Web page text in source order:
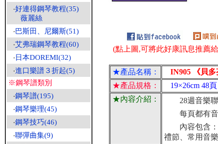
‧好連得鋼琴教程(35)
薇麗絲
‧巴斯田、尼爾斯(51)
‧艾弗瑞鋼琴教程(60)
‧ 日本DOREMI(32)
‧進口樂譜３折起(5)
※鋼琴譜類別
‧鋼琴譜(195)
‧鋼琴樂理(45)
‧鋼琴技巧(46)
‧聯彈曲集(9)
(點上圖,可將此好康訊息推薦
★產品名稱：
IN905 《貝多
★產品規格：
19×26cm 48
★內容介紹：
28週音樂聯
每頁都有音
內容包含：
禮節、常用音